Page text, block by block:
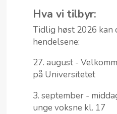
Hva vi tilbyr:
Tidlig høst 2026 kan
hendelsene:
27. august -
på Universitetet
3. september -
unge voksne kl. 17